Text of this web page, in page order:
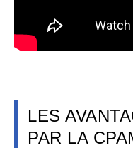
LES
PAR LA